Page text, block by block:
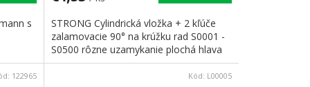
s
STRONG Cylindrická vložka + 2 kľúče
zalamovacie 90° na krúžku rad S0001 -
S0500 rôzne uzamykanie plochá hlava
122965 Kód: L00005